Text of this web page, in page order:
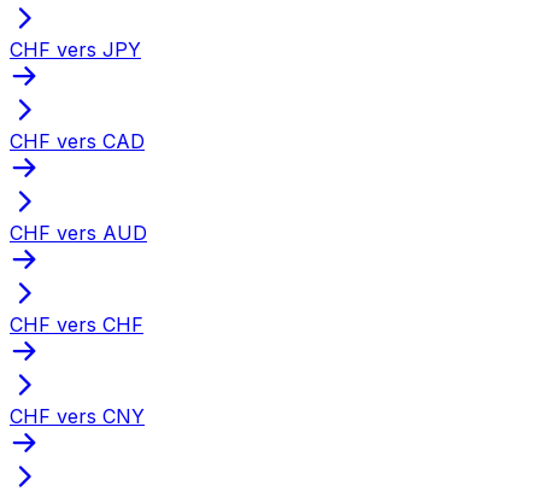
CHF vers JPY
CHF vers CAD
CHF vers AUD
CHF vers CHF
CHF vers CNY